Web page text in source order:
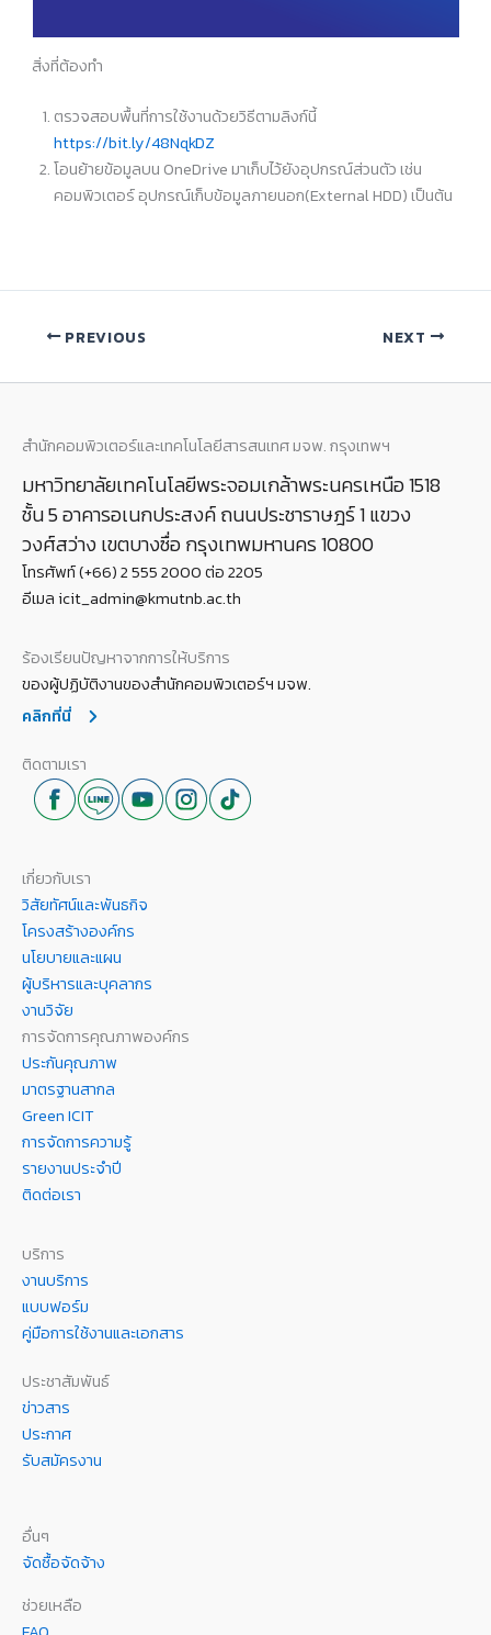
สิ่งที่ต้องทำ
ตรวจสอบพื้นที่การใช้งานด้วยวิธีตามลิงก์นี้
https://bit.ly/48NqkDZ
โอนย้ายข้อมูลบน OneDrive มาเก็บไว้ยังอุปกรณ์ส่วนตัว เช่น
คอมพิวเตอร์ อุปกรณ์เก็บข้อมูลภายนอก(External HDD) เป็นต้น
PREVIOUS NEXT
สำนักคอมพิวเตอร์และเทคโนโลยีสารสนเทศ มจพ. กรุงเทพฯ
มหาวิทยาลัยเทคโนโลยีพระจอมเกล้าพระนครเหนือ 1518
ชั้น 5 อาคารอเนกประสงค์ ถนนประชาราษฎร์ 1 แขวง
วงศ์สว่าง เขตบางซื่อ กรุงเทพมหานคร 10800
โทรศัพท์ (+66) 2 555 2000 ต่อ 2205
อีเมล icit_admin@kmutnb.ac.th
ร้องเรียนปัญหาจากการให้บริการ
ของผู้ปฏิบัติงานของสำนักคอมพิวเตอร์ฯ มจพ.
คลิกที่นี่
ติดตามเรา
เกี่ยวกับเรา
วิสัยทัศน์และพันธกิจ
โครงสร้างองค์กร
นโยบายและแผน
ผู้บริหารและบุคลากร
งานวิจัย
การจัดการคุณภาพองค์กร
ประกันคุณภาพ
มาตรฐานสากล
Green ICIT
การจัดการความรู้
รายงานประจำปี
ติดต่อเรา
บริการ
งานบริการ
แบบฟอร์ม
คู่มือการใช้งานและเอกสาร
ประชาสัมพันธ์
ข่าวสาร
ประกาศ
รับสมัครงาน
อื่นๆ
จัดซื้อจัดจ้าง
ช่วยเหลือ